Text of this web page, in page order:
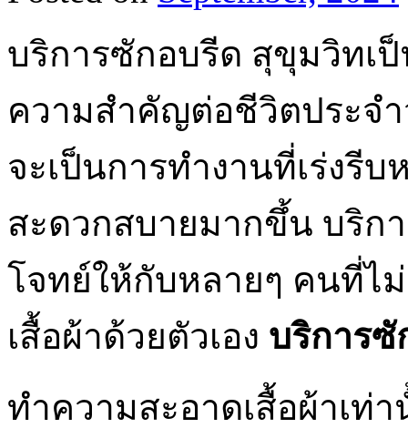
บริการซักอบรีด สุขุมวิทเ
ความสำคัญต่อชีวิตประจ
จะเป็นการทำงานที่เร่งรี
สะดวกสบายมากขึ้น บริก
โจทย์ให้กับหลายๆ คนที่ไ
เสื้อผ้าด้วยตัวเอง บริการ
ทำความสะอาดเสื้อผ้าเท่